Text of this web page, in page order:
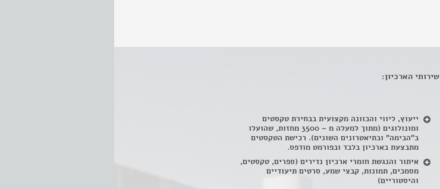
שירותי הארכיון:
ייעוץ, ליווי והכוונה מקצועית בבחירת טקסטים
ומונולוגים (מתוך למעלה מ – 3500 מחזות, שהועלו
ב"הבימה" ובתיאטרונים השונים). רכישת הטקסטים
מתבצעת בארכיון בלבד ובפורמט מודפס.
איתור והנגשת חומרי ארכיון נדירים (ספרים, טקסטים,
מסמכים, תמונות, קבצי שמע, סרטים תיעודיים
והיסטוריים)